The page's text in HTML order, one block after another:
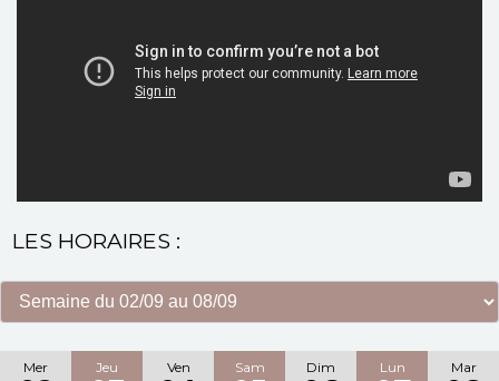
LES HORAIRES :
Mer Jeu Ven Sam Dim Lun Mar